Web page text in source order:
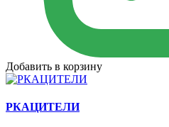
Добавить в корзину
РКАЦИТЕЛИ